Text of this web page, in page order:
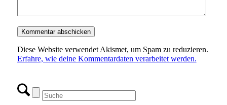
Diese Website verwendet Akismet, um Spam zu reduzieren.
Erfahre, wie deine Kommentardaten verarbeitet werden.